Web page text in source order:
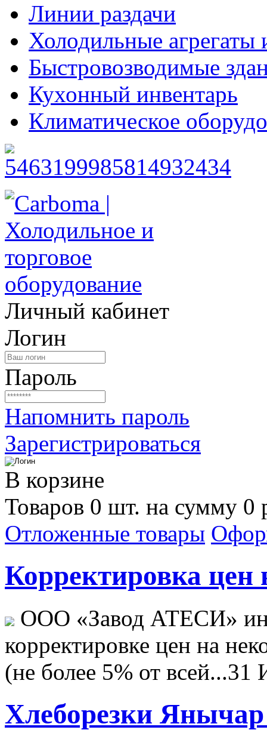
Линии раздачи
Холодильные агрегаты
Быстровозводимые
Кухонный инвентарь
Климатическое
Личный кабинет
Логин
Пароль
Напомнить пароль
Зарегистрироваться
В корзине
Товаров 0 шт. на сумму 0
Отложенные товары
Корректировка цен
ООО «Завод АТЕСИ»
корректировке цен на
(не более 5% от всей...31
Хлеборезки Янычар